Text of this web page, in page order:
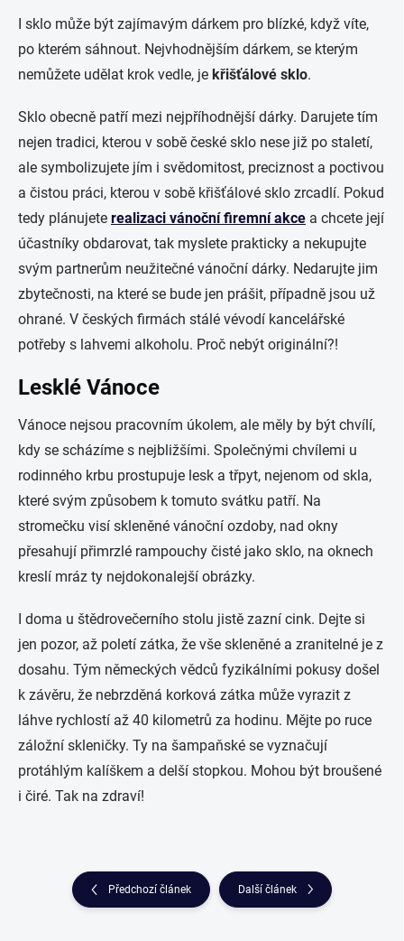
I sklo může být zajímavým dárkem pro blízké, když víte,
po kterém sáhnout. Nejvhodnějším dárkem, se kterým
nemůžete udělat krok vedle, je křišťálové sklo.
Sklo obecně patří mezi nejpříhodnější dárky. Darujete tím
nejen tradici, kterou v sobě české sklo nese již po staletí,
ale symbolizujete jím i svědomitost, preciznost a poctivou
a čistou práci, kterou v sobě křišťálové sklo zrcadlí. Pokud
tedy plánujete realizaci vánoční firemní akce a chcete její
účastníky obdarovat, tak myslete prakticky a nekupujte
svým partnerům neužitečné vánoční dárky. Nedarujte jim
zbytečnosti, na které se bude jen prášit, případně jsou už
ohrané. V českých firmách stálé vévodí kancelářské
potřeby s lahvemi alkoholu. Proč nebýt originální?!
Lesklé Vánoce
Vánoce nejsou pracovním úkolem, ale měly by být chvílí,
kdy se scházíme s nejbližšími. Společnými chvílemi u
rodinného krbu prostupuje lesk a třpyt, nejenom od skla,
které svým způsobem k tomuto svátku patří. Na
stromečku visí skleněné vánoční ozdoby, nad okny
přesahují přimrzlé rampouchy čisté jako sklo, na oknech
kreslí mráz ty nejdokonalejší obrázky.
I doma u štědrovečerního stolu jistě zazní cink. Dejte si
jen pozor, až poletí zátka, že vše skleněné a zranitelné je z
dosahu. Tým německých vědců fyzikálními pokusy došel
k závěru, že nebrzděná korková zátka může vyrazit z
láhve rychlostí až 40 kilometrů za hodinu. Mějte po ruce
záložní skleničky. Ty na šampaňské se vyznačují
protáhlým kalíškem a delší stopkou. Mohou být broušené
i čiré. Tak na zdraví!
Předchozí článek Další článek